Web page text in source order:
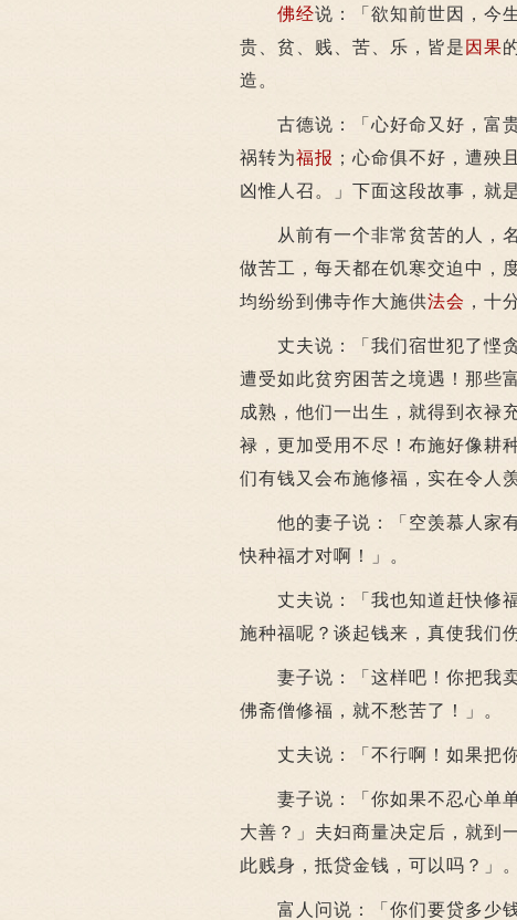
佛经说：「欲知前世因，今
贵、贫、贱、苦、乐，皆是 因果
造。
古德说：「心好命又好，富贵
祸转为福报 ；心命俱不好，遭殃
凶惟人召。」下面这段故事，就
从前有一个非常贫苦的人，名
做苦工，每天都在饥寒交迫中，
均纷纷到佛寺作大施供法会 ，十
丈夫说：「我们宿世犯了悭贪
遭受如此贫穷困苦之境遇！那些
成熟，他们一出生，就得到衣禄
禄，更加受用不尽！布施好像耕
们有钱又会布施修福，实在令人
他的妻子说：「空羡慕人家有
快种福才对啊！」。
丈夫说：「我也知道赶快修福
施种福呢？谈起钱来，真使我们
妻子说：「这样吧！你把我卖
佛斋僧修福，就不愁苦了！」。
丈夫说：「不行啊！如果把你
妻子说：「你如果不忍心单单
大善？」夫妇商量决定后，就到
此贱身，抵贷金钱，可以吗？」。
富人问说：「你们要贷多少钱